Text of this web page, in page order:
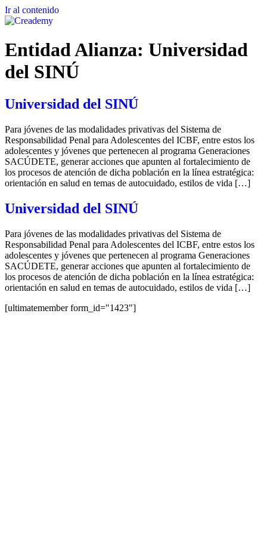
Ir al contenido
Entidad Alianza: Universidad
del SINÚ
Universidad del SINÚ
Para jóvenes de las modalidades privativas del Sistema de
Responsabilidad Penal para Adolescentes del ICBF, entre estos los
adolescentes y jóvenes que pertenecen al programa Generaciones
SACÚDETE, generar acciones que apunten al fortalecimiento de
los procesos de atención de dicha población en la línea estratégica:
orientación en salud en temas de autocuidado, estilos de vida […]
Universidad del SINÚ
Para jóvenes de las modalidades privativas del Sistema de
Responsabilidad Penal para Adolescentes del ICBF, entre estos los
adolescentes y jóvenes que pertenecen al programa Generaciones
SACÚDETE, generar acciones que apunten al fortalecimiento de
los procesos de atención de dicha población en la línea estratégica:
orientación en salud en temas de autocuidado, estilos de vida […]
[ultimatemember form_id="1423"]